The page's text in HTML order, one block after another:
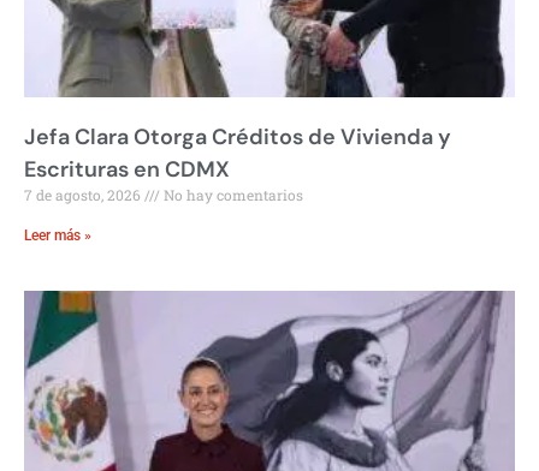
Jefa Clara Otorga Créditos de Vivienda y
Escrituras en CDMX
7 de agosto, 2026 No hay comentarios
Leer más »